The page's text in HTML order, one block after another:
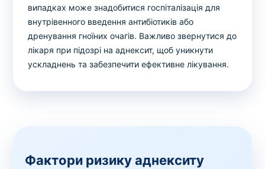
випадках може знадобитися госпіталізація для
внутрівенного введення антибіотиків або
дренування гноїних очагів. Важливо звернутися до
лікаря при підозрі на аднексит, щоб уникнути
ускладнень та забезпечити ефективне лікування.
Фактори ризику аднекситу